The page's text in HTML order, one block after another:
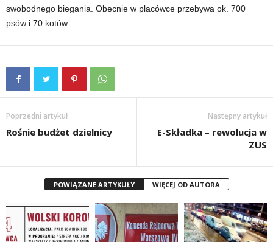
swobodnego biegania. Obecnie w placówce przebywa ok. 700
psów i 70 kotów.
Poprzedni artykuł
Rośnie budżet dzielnicy
Następny artykuł
E-Składka – rewolucja w
ZUS
POWIĄZANE ARTYKUŁY WIĘCEJ OD AUTORA